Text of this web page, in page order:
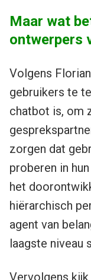
Maar wat
ontwerpers
Volgens
gebruikers te
chatbot is, om
zorgen dat
proberen in
het
hiërarchisch
agent van
laagste niveau